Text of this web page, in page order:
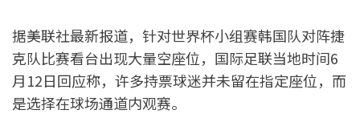
据美联社最新报道，针对世界杯小组赛韩国队对阵捷
克队比赛看台出现大量空座位，国际足联当地时间6
月12日回应称，许多持票球迷并未留在指定座位，而
是选择在球场通道内观赛。